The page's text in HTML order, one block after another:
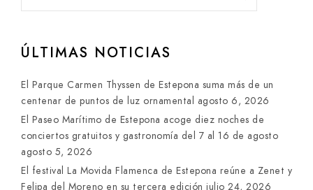
ÚLTIMAS NOTICIAS
El Parque Carmen Thyssen de Estepona suma más de un
centenar de puntos de luz ornamental agosto 6, 2026
El Paseo Marítimo de Estepona acoge diez noches de
conciertos gratuitos y gastronomía del 7 al 16 de agosto
agosto 5, 2026
El festival La Movida Flamenca de Estepona reúne a Zenet y
Felipa del Moreno en su tercera edición julio 24, 2026